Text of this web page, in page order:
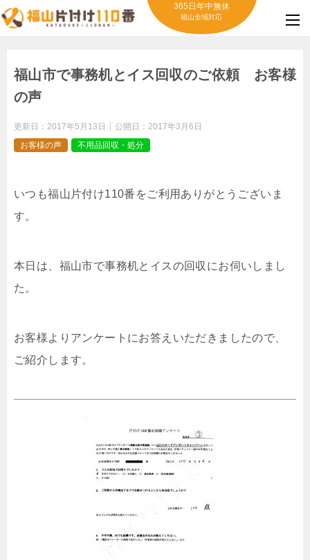
365日年中無休
福山全域対応
福山市で事務机とイス回収のご依頼 お客様
の声
更新日： 2017年5月13日 公開日： 2017年3月6日
お客様の声
不用品回収・処分
いつも福山片付け110番をご利用ありがとうございま
す。
本日は、福山市で事務机とイスの回収にお伺いしまし
た。
お客様よりアンケートにお答えいただきましたので、
ご紹介します。